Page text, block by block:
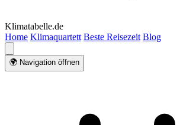
Klimatabelle.de
Home Klimaquartett Beste Reisezeit Blog
🌍 Navigation öffnen